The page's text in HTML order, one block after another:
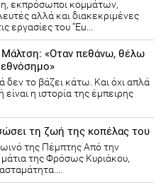
εκπρόσωποι κομμάτων,
αλλά και διακεκριμένες
του “Eu...
Μάλτση: «Οταν πεθάνω, θέλω
δεν το βάζει κάτω. Και όχι απλά
η ιστορία της έμπειρης
τη ζωή της κοπέλας του
της Πέμπτης Από την
της Φρόσως Κυριάκου,